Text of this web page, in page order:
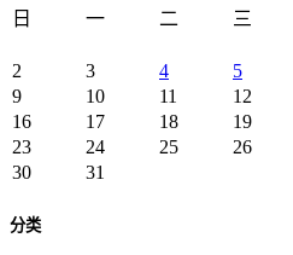
日
一 二 三
2
3 4 5
9
10 11 12
16
17 18 19
23
24 25 26
30
31
分类